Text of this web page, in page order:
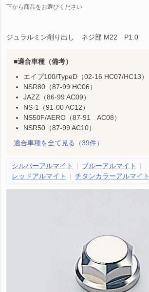
下から商品をお選びください
ジュラルミン削り出し ネジ部 M22 P1.0
適合車種（備考）
エイプ100/TypeD（02-16 HC07/HC13）
NSR80（87-99 HC06）
JAZZ（86-99 AC09）
NS-1（91-00 AC12）
NS50F/AERO（87-91 AC08）
NSR50（87-99 AC10）
適合車種を全て見る
（39件）
シルバーアルマイト
ブルーアルマイト
レッドアルマイト
チタンカラーアルマイト